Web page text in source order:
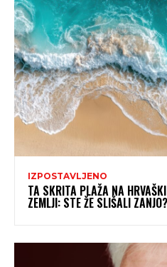
IZPOSTAVLJENO
TA SKRITA PLAŽA NA
ZEMLJI: STE ŽE SLIŠALI ZANJO?